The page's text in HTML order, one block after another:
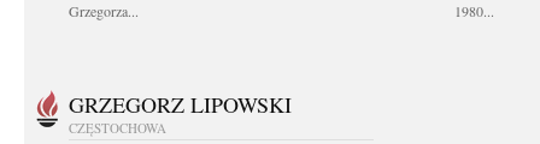
Grzegorza...
1980...
GRZEGORZ LIPOWSKI
CZĘSTOCHOWA